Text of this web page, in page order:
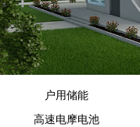
户用储能
高速电摩电池